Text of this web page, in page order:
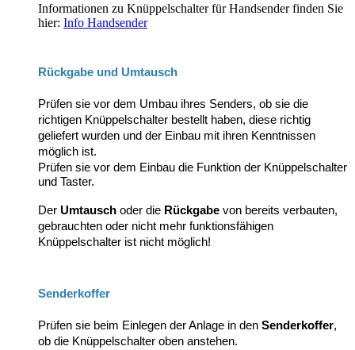
Informationen zu Knüppelschalter für Handsender finden Sie
hier: Info Handsender
Rückgabe und Umtausch
Prüfen sie vor dem Umbau ihres Senders, ob sie die
richtigen Knüppelschalter bestellt haben, diese richtig
geliefert wurden und der Einbau mit ihren Kenntnissen
möglich ist.
Prüfen sie vor dem Einbau die Funktion der Knüppelschalter
und Taster.
Der Umtausch oder die Rückgabe von bereits verbauten,
gebrauchten oder nicht mehr funktionsfähigen
Knüppelschalter ist nicht möglich!
Senderkoffer
Prüfen sie beim Einlegen der Anlage in den Senderkoffer,
ob die Knüppelschalter oben anstehen.